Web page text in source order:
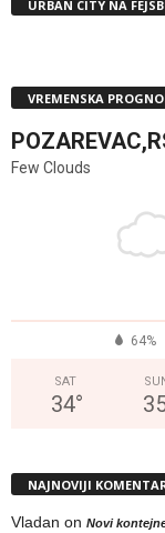
URBAN CITY NA
VREMENSKA
Few Clouds
64%
SAT
34°
NAJNOVIJI
Vladan on Novi